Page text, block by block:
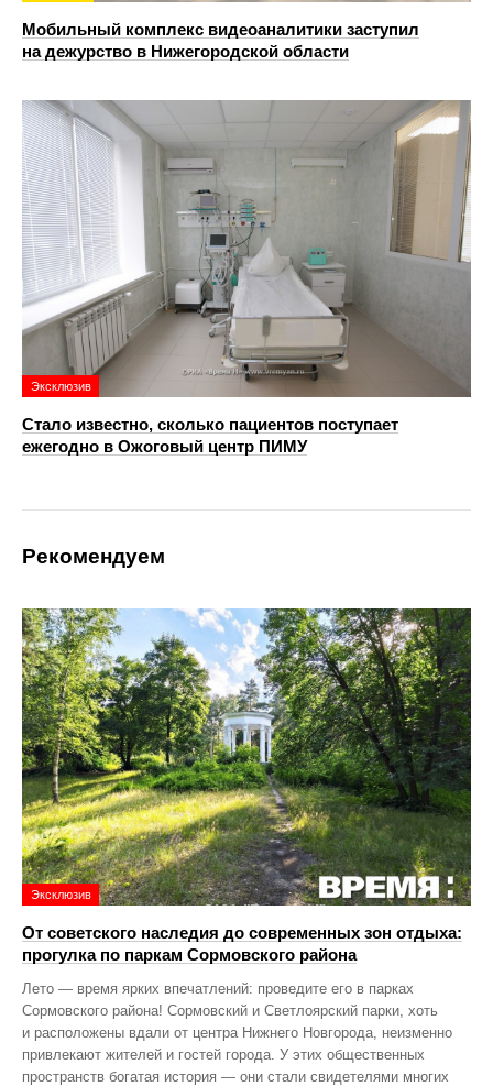
Мобильный комплекс видеоаналитики заступил
на дежурство в Нижегородской области
Эксклюзив
Стало известно, сколько пациентов поступает
ежегодно в Ожоговый центр ПИМУ
Рекомендуем
Эксклюзив
От советского наследия до современных зон отдыха:
прогулка по паркам Сормовского района
Лето — время ярких впечатлений: проведите его в парках
Сормовского района! Сормовский и Светлоярский парки, хоть
и расположены вдали от центра Нижнего Новгорода, неизменно
привлекают жителей и гостей города. У этих общественных
пространств богатая история — они стали свидетелями многих